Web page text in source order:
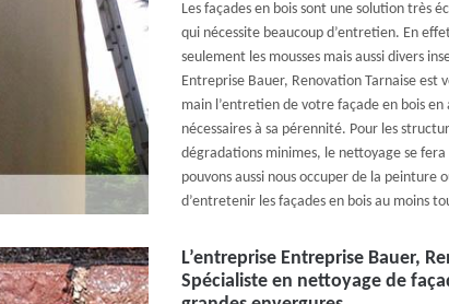
Les façades en bois sont une solution très
qui nécessite beaucoup d’entretien. En
seulement les mousses mais aussi divers
Entreprise Bauer, Renovation Tarnaise
main l’entretien de votre façade en bois
nécessaires à sa pérennité. Pour les
dégradations minimes, le nettoyage se
pouvons aussi nous occuper de la peinture
d’entretenir les façades en bois au moins
L’entreprise Entreprise Bauer,
Spécialiste en nettoyage de